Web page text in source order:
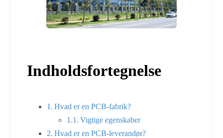
Indholdsfortegnelse
Hvad er en PCB-fabrik?
Vigtige egenskaber
Hvad er en PCB-leverandør?